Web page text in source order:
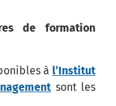
de formation
à l’Institut
sont les